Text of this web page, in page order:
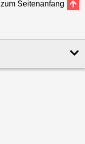
zum Seitenanfang